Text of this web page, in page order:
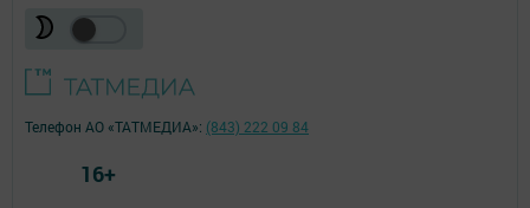
Телефон АО «ТАТМЕДИА»: (843) 222 09 84
16+